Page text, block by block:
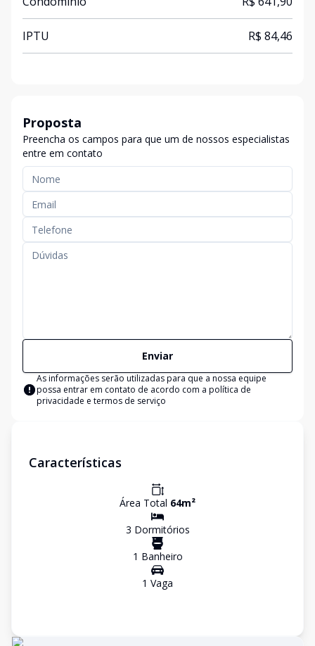
IPTU R$ 84,46
Proposta
Preencha os campos para que um de nossos especialistas
entre em contato
Enviar
As informações serão utilizadas para que a nossa equipe
possa entrar em contato de acordo com a política de
privacidade e termos de serviço
Características
Área Total 64m²
3 Dormitórios
1 Banheiro
1 Vaga